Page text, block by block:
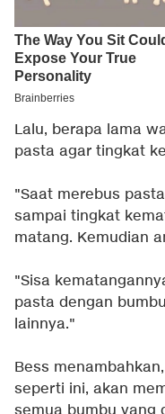
Lalu, berapa lama
pasta agar tingkat
"Saat merebus
sampai tingkat
matang. Kemudian
"Sisa
pasta dengan
lainnya."
Bess
seperti ini, akan